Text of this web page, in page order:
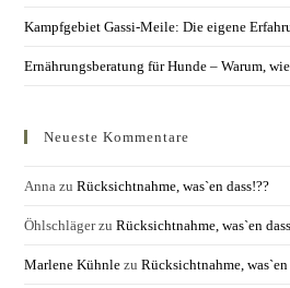
Kampfgebiet Gassi-Meile: Die eigene
Ernährungsberatung für Hunde – Warum,
Neueste Kommentare
Anna zuRücksichtnahme, was`en dass!??
ÖhlschlägerzuRücksichtnahme, was`en
Marlene Kühnle zuRücksichtnahme, was`en